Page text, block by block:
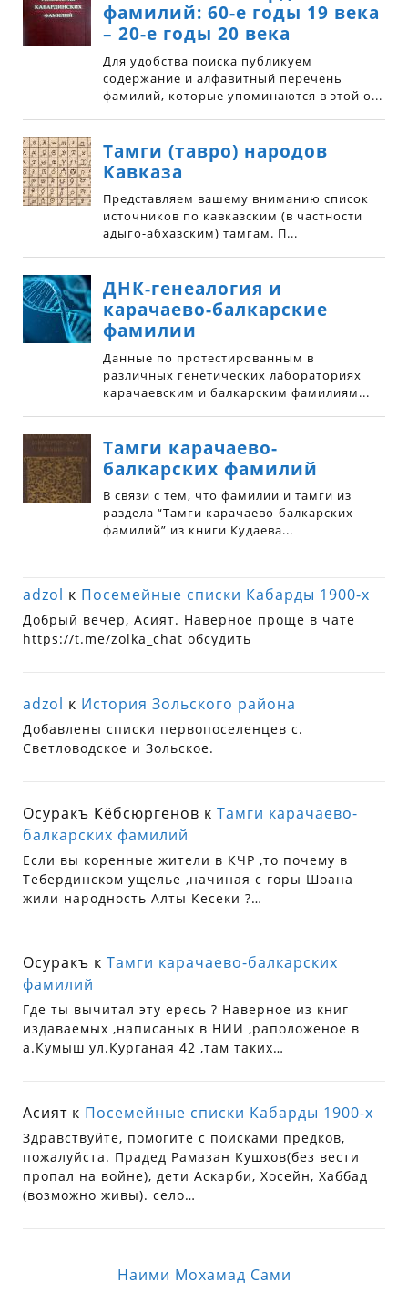
adzol к Посемейные списки Кабарды 1900-х
Добрый вечер, Асият. Наверное проще в чате
https://t.me/zolka_chat обсудить
adzol к История Зольского района
Добавлены списки первопоселенцев с.
Светловодское и Зольское.
Осуракъ Кёбсюргенов кТамги карачаево-
балкарских фамилий
Если вы коренные жители в КЧР ,то почему в
Тебердинском ущелье ,начиная с горы Шоана
жили народность Алты Кесеки ?…
Осуракъ кТамги карачаево-балкарских
фамилий
Где ты вычитал эту ересь ? Наверное из книг
издаваемых ,написаных в НИИ ,раположеное в
а.Кумыш ул.Курганая 42 ,там таких…
Асият к Посемейные списки Кабарды 1900-х
Здравствуйте, помогите с поисками предков,
пожалуйста. Прадед Рамазан Кушхов(без вести
пропал на войне), дети Аскарби, Хосейн, Хаббад
(возможно живы). село…
Наими Мохамад Сами